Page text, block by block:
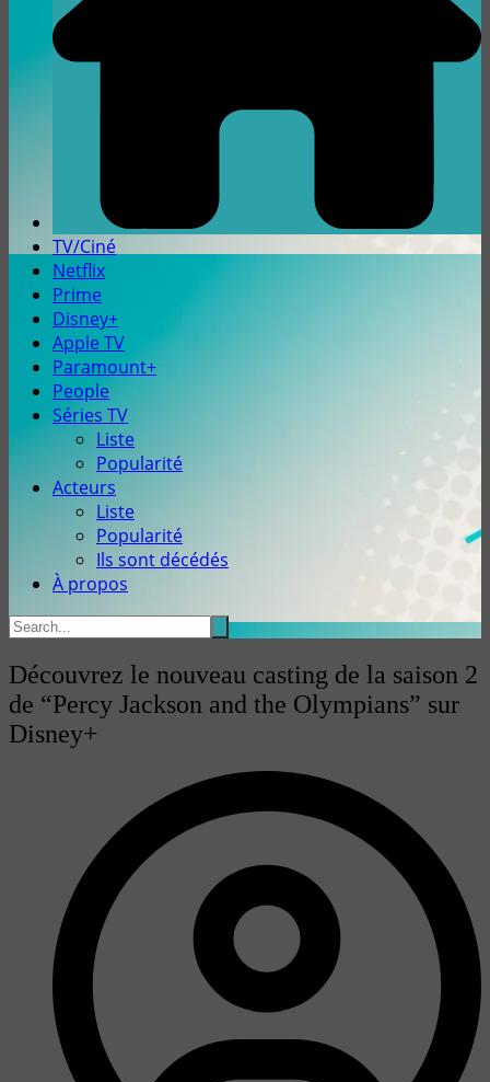
TV/Ciné
Netflix
Prime
Disney+
Apple TV
Paramount+
People
Séries TV
Liste
Popularité
Acteurs
Liste
Popularité
Ils sont décédés
À propos
Découvrez le nouveau casting de la saison 2
de “Percy Jackson and the Olympians” sur
Disney+